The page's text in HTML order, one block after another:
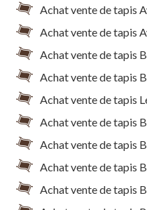
Achat vente de tapis
Achat vente de tapis
Achat vente de tapis
Achat vente de tapis
Achat vente de tapis
Achat vente de tapis
Achat vente de tapis
Achat vente de tapis
Achat vente de tapis